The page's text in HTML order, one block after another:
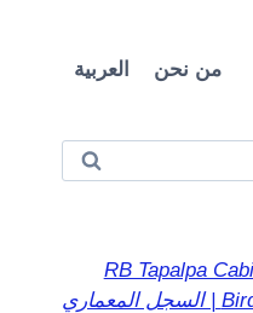
من نحن العربية
RB Tapalpa